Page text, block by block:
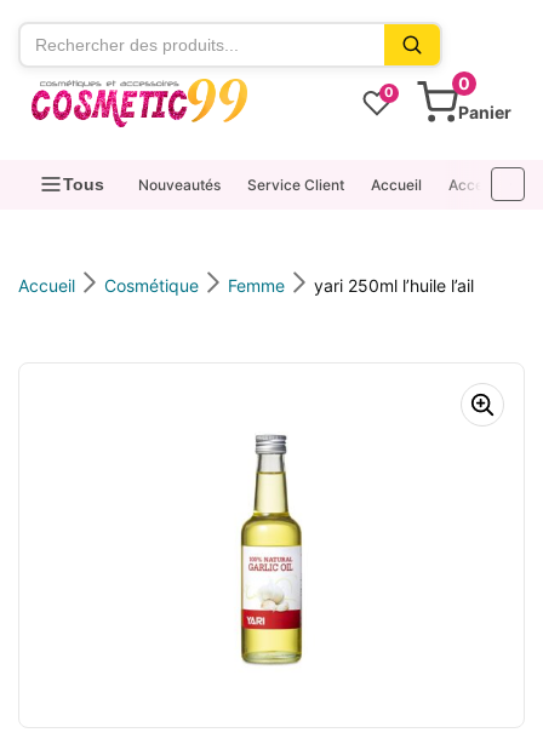
contenu
0
0
Panier
Tous Nouveautés Service Client Accueil Accessoires
Accueil Cosmétique Femme yari 250ml l’huile l’ail